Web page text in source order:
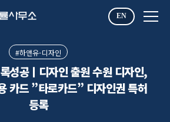
EN
#하앤유-디자인
성공ㅣ디자인 출원 수원 디자인,
카드 ”타로카드” 디자인권 특허
등록